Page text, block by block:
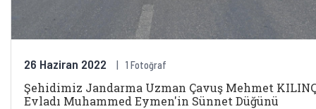
26 Haziran 2022 1 Fotoğraf
Şehidimiz Jandarma Uzman Çavuş Mehmet
Evladı Muhammed Eymen'in Sünnet Düğünü